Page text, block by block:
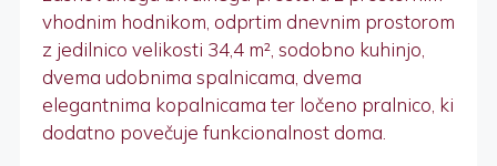
vhodnim hodnikom, odprtim dnevnim prostorom
z jedilnico velikosti 34,4 m², sodobno kuhinjo,
dvema udobnima spalnicama, dvema
elegantnima kopalnicama ter ločeno pralnico, ki
dodatno povečuje funkcionalnost doma.